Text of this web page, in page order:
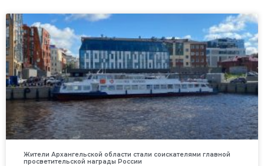
Жители Архангельской области стали соискателями главной
просветительской награды России